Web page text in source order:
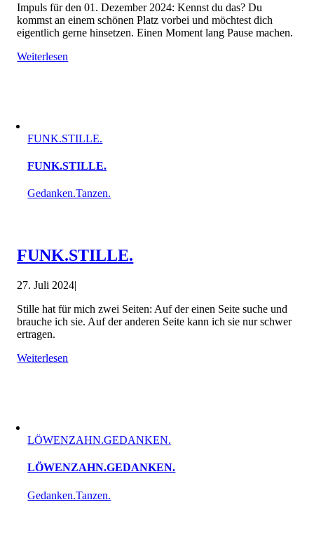
Impuls für den 01. Dezember 2024: Kennst du das? Du
kommst an einem schönen Platz vorbei und möchtest dich
eigentlich gerne hinsetzen. Einen Moment lang Pause machen.
Weiterlesen
FUNK.STILLE.
FUNK.STILLE.
Gedanken.Tanzen.
FUNK.STILLE.
27. Juli 2024|
Stille hat für mich zwei Seiten: Auf der einen Seite suche und
brauche ich sie. Auf der anderen Seite kann ich sie nur schwer
ertragen.
Weiterlesen
LÖWENZAHN.GEDANKEN.
LÖWENZAHN.GEDANKEN.
Gedanken.Tanzen.